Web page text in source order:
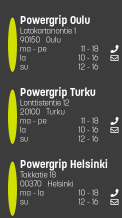
Powergrip Oulu
Latokartanontie 1
90150
Oulu
ma - pe
11 - 18
la
10 - 16
su
12 - 16
Powergrip Turku
Lonttistentie 12
20100
Turku
ma - pe
11 - 18
la
10 - 16
su
12 - 16
Powergrip Helsinki
Takkatie 18
00370
Helsinki
ma - la
10 - 18
su
12 - 16